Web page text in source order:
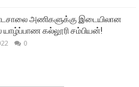
அணிகளுக்கு இடையிலான
யாழ்ப்பாண கல்லூரி சம்பியன்!
0